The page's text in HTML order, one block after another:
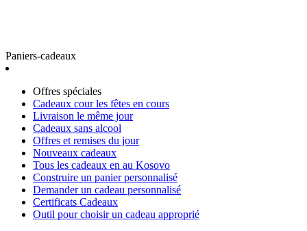
Paniers-cadeaux
Offres spéciales
Cadeaux cour les fêtes en cours
Livraison le même jour
Cadeaux sans alcool
Offres et remises du jour
Nouveaux cadeaux
Tous les cadeaux en au Kosovo
Construire un panier personnalisé
Demander un cadeau personnalisé
Certificats Cadeaux
Outil pour choisir un cadeau approprié